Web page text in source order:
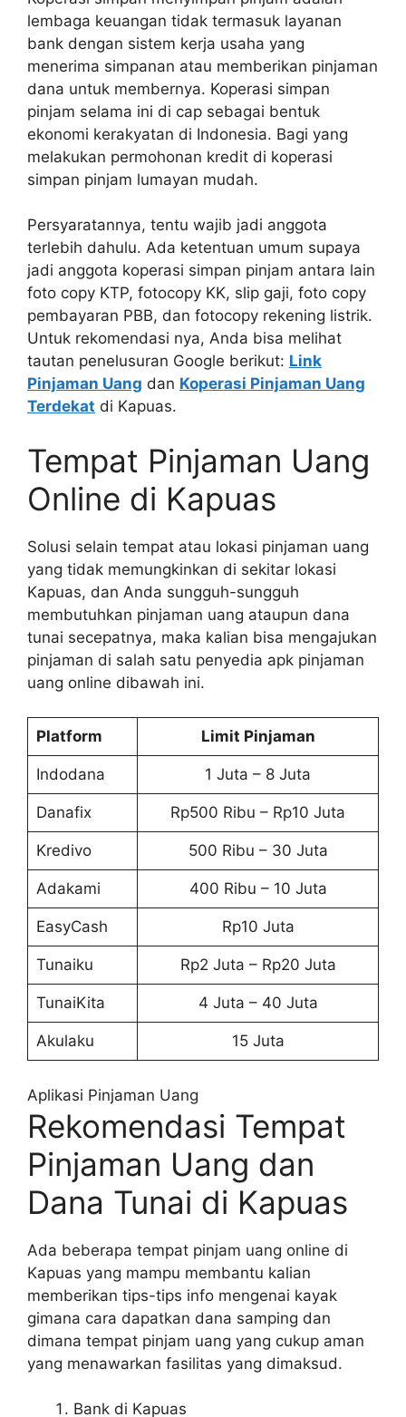
lembaga keuangan tidak termasuk layanan
bank dengan sistem kerja usaha yang
menerima simpanan atau memberikan pinjaman
dana untuk membernya. Koperasi simpan
pinjam selama ini di cap sebagai bentuk
ekonomi kerakyatan di Indonesia. Bagi yang
melakukan permohonan kredit di koperasi
simpan pinjam lumayan mudah.
Persyaratannya, tentu wajib jadi anggota
terlebih dahulu. Ada ketentuan umum supaya
jadi anggota koperasi simpan pinjam antara lain
foto copy KTP, fotocopy KK, slip gaji, foto copy
pembayaran PBB, dan fotocopy rekening listrik.
Untuk rekomendasi nya, Anda bisa melihat
tautan penelusuran Google berikut: Link
Pinjaman Uang dan Koperasi Pinjaman Uang
Terdekat di Kapuas.
Tempat Pinjaman Uang
Online di Kapuas
Solusi selain tempat atau lokasi pinjaman uang
yang tidak memungkinkan di sekitar lokasi
Kapuas, dan Anda sungguh-sungguh
membutuhkan pinjaman uang ataupun dana
tunai secepatnya, maka kalian bisa mengajukan
pinjaman di salah satu penyedia apk pinjaman
uang online dibawah ini.
Platform Limit Pinjaman
Indodana 1 Juta – 8 Juta
Danafix Rp500 Ribu – Rp10 Juta
Kredivo 500 Ribu – 30 Juta
Adakami 400 Ribu – 10 Juta
EasyCash Rp10 Juta
Tunaiku Rp2 Juta – Rp20 Juta
TunaiKita 4 Juta – 40 Juta
Akulaku 15 Juta
Aplikasi Pinjaman Uang
Rekomendasi Tempat
Pinjaman Uang dan
Dana Tunai di Kapuas
Ada beberapa tempat pinjam uang online di
Kapuas yang mampu membantu kalian
memberikan tips-tips info mengenai kayak
gimana cara dapatkan dana samping dan
dimana tempat pinjam uang yang cukup aman
yang menawarkan fasilitas yang dimaksud.
Bank di Kapuas